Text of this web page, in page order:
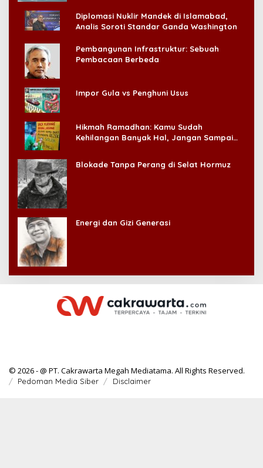
Diplomasi Nuklir Mandek di Islamabad,
Analis Soroti Standar Ganda Washington
Pembangunan Infrastruktur: Sebuah
Pembacaan Berbeda
Impor Gula vs Penghuni Usus
Hikmah Ramadhan: Kamu Sudah
Kehilangan Banyak Hal, Jangan Sampai
Blokade Tanpa Perang di Selat Hormuz
Energi dan Gizi Generasi
© 2026 - @ PT. Cakrawarta Megah Mediatama. All Rights Reserved.
Pedoman Media Siber Disclaimer